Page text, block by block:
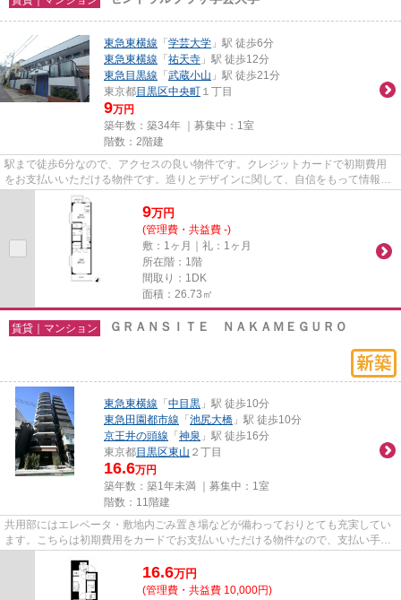
東急東横線 「学芸大学 」駅 徒歩6分
東急東横線 「祐天寺 」駅 徒歩12分
東急目黒線 「武蔵小山 」駅 徒歩21分
東京都目黒区中央町 １丁目
9万円
築年数：築34年 ｜募集中： 1室
階数：2階建
駅まで徒歩6分なので、アクセスの良い物件です。クレジットカードで初期費用
をお支払いいただける物件です。造りとデザインに関して、自信をもって情報を
提供できるマンションです。眺...
9万円
(管理費・共益費 -)
敷：1ヶ月｜礼：1ヶ月
所在階：1階
間取り：1DK
面積：26.73㎡
賃貸｜マンション ＧＲＡＮＳＩＴＥ ＮＡＫＡＭＥＧＵＲＯ
東急東横線 「中目黒 」駅 徒歩10分
東急田園都市線 「池尻大橋 」駅 徒歩10分
京王井の頭線 「神泉 」駅 徒歩16分
東京都目黒区東山 ２丁目
16.6万円
築年数：築1年未満 ｜募集中： 1室
階数：11階建
共用部にはエレベータ・敷地内ごみ置き場などが備わっておりとても充実してい
ます。こちらは初期費用をカードでお支払いいただける物件なので、支払い手続
きの手間が省けます。利便性...
16.6万円
(管理費・共益費 10,000円)